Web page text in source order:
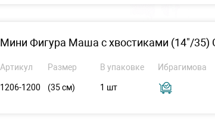
Мини Фигура Маша с хвостиками (14"/35)
Артикул Размер В упаковке Ибрагимова
1206-1200 (35 см) 1 шт